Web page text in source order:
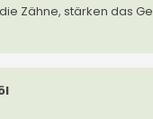
Zähne, stärken das